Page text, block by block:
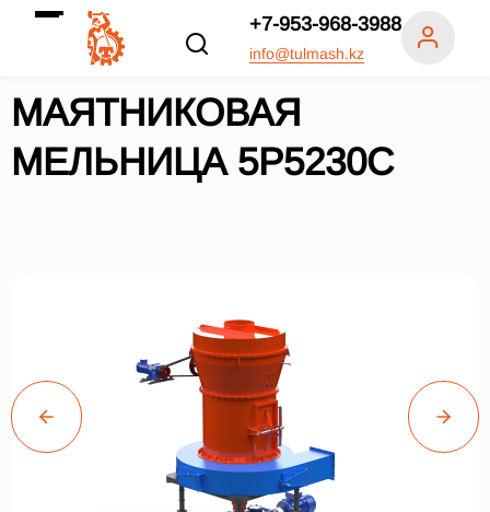
+7-953-968-3988
info@tulmash.kz
МАЯТНИКОВАЯ
МЕЛЬНИЦА 5Р5230С